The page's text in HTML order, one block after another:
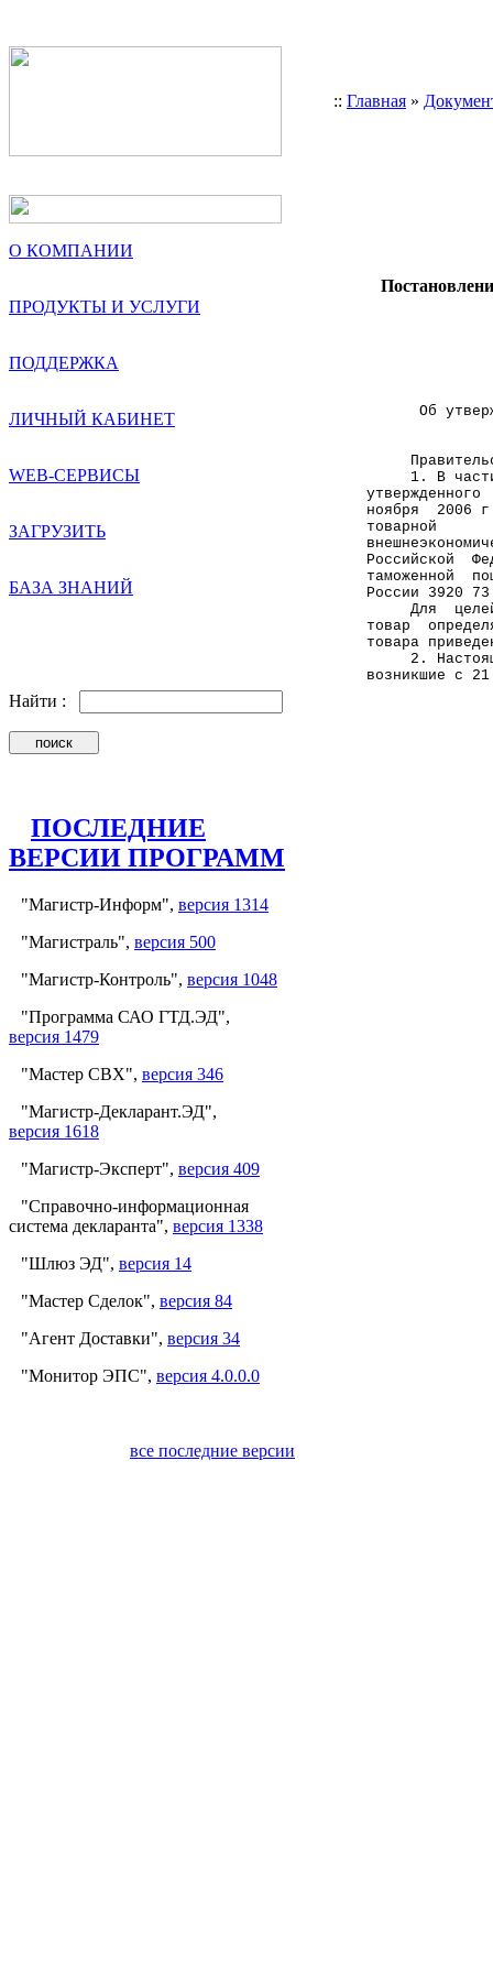
:: Главная »
О КОМПАНИИ
ПРОДУКТЫ И УСЛУГИ
ПОДДЕРЖКА
ЛИЧНЫЙ КАБИНЕТ
WEB-СЕРВИСЫ
ЗАГРУЗИТЬ
БАЗА ЗНАНИЙ
Найти :
ПОСЛЕДНИЕ
ВЕРСИИ ПРОГРАММ
"Магистр-Информ", версия 1314
"Магистраль", версия 500
"Магистр-Контроль", версия 1048
"Программа САО ГТД.ЭД",
версия 1479
"Мастер СВХ", версия 346
"Магистр-Декларант.ЭД",
версия 1618
"Магистр-Эксперт", версия 409
"Справочно-информационная
система декларанта", версия 1338
"Шлюз ЭД", версия 14
"Мастер Сделок", версия 84
"Агент Доставки", версия 34
"Монитор ЭПС", версия 4.0.0.0
все последние версии
Об
1. В
утвержденного
ноября  2006
товарной
Российской
таможенной
России
Для
товар
товара
2.